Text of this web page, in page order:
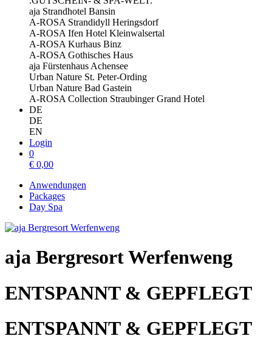
aja Strandhotel Bansin
A-ROSA Strandidyll Heringsdorf
A-ROSA Ifen Hotel Kleinwalsertal
A-ROSA Kurhaus Binz
A-ROSA Gothisches Haus
aja Fürstenhaus Achensee
Urban Nature St. Peter-Ording
Urban Nature Bad Gastein
A-ROSA Collection Straubinger Grand Hotel
DE
DE
EN
Login
0
€ 0,00
Anwendungen
Packages
Day Spa
aja Bergresort Werfenweng
ENTSPANNT & GEPFLEGT
ENTSPANNT & GEPFLEGT